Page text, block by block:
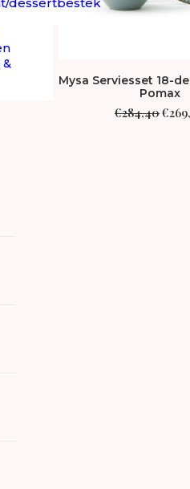
Mysa Serviesset 18-
Pomax
€284,40€